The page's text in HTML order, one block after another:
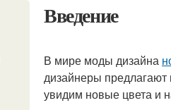
Введение
В мире моды дизайна
дизайнеры
увидим новые цвета и